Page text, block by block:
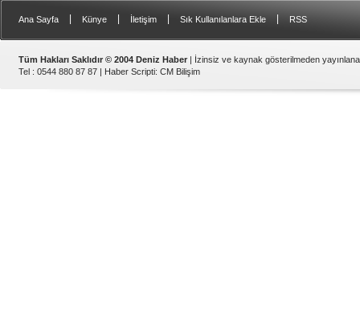
Ana Sayfa Künye İletişim Sık Kullanılanlara Ekle RSS
Tüm Hakları Saklıdır © 2004 Deniz Haber | İzinsiz ve kaynak gösterilmeden
Tel : 0544 880 87 87 | Haber Scripti: CM Bilişim